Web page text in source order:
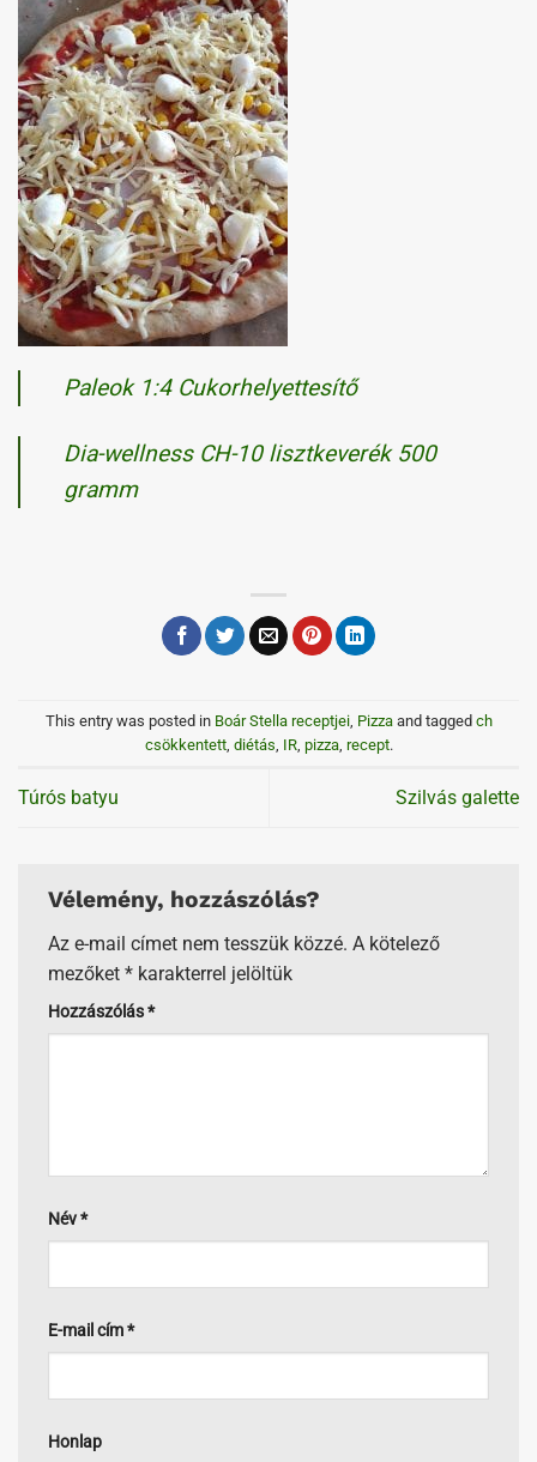
Paleok 1:4 Cukorhelyettesítő
Dia-wellness CH-10 lisztkeverék 500
gramm
This entry was posted in Boár Stella receptjei, Pizzaand tagged ch
csökkentett, diétás IR, pizza, recept.
Túrós batyu Szilvás galette
Vélemény, hozzászólás?
Az e-mail címet nem tesszük közzé. A kötelező
mezőket * karakterrel jelöltük
Hozzászólás*
Név*
E-mail cím*
Honlap